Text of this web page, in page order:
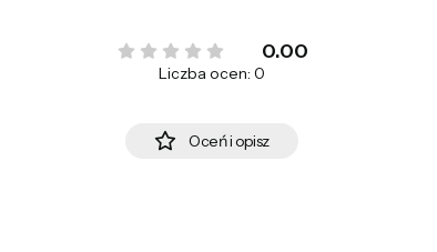
0.00
Liczba ocen: 0
Oceń i opisz